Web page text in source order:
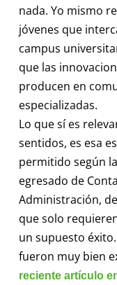
nada. Yo mismo
jóvenes que
campus
que las
producen en
especializadas.
Lo que sí es
sentidos, es esa
permitido según
egresado de
Administración,
que solo
un supuesto
fueron muy bien
reciente artículo